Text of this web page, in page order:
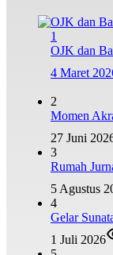
1
OJK dan
4 Maret
2
Momen
27 Juni
3
Rumah
5 Agustus
4
Gelar
1 Juli 2026